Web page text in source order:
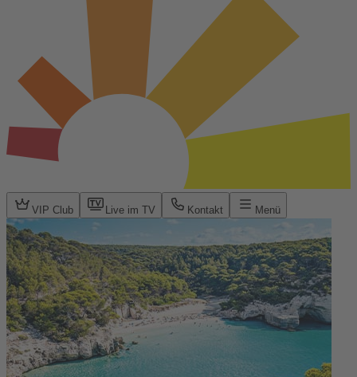
VIP Club Live im TV Kontakt Menü